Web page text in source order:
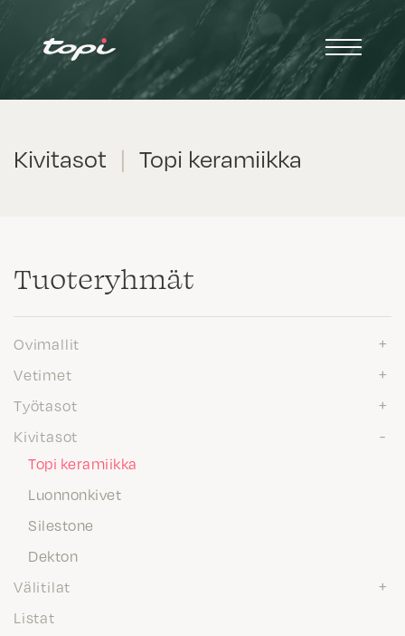
Kivitasot | Topi keramiikka
Tuote­ryhmät
Ovimallit
Vetimet
Työtasot
Kivitasot
Topi keramiikka
Luonnonkivet
Silestone
Dekton
Välitilat
Listat